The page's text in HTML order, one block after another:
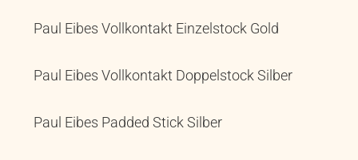
Paul Eibes Vollkontakt Einzelstock Gold
Paul Eibes Vollkontakt Doppelstock Silber
Paul Eibes Padded Stick Silber